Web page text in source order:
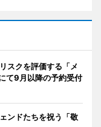
スクを評価する「メ
て9月以降の予約受付
ンドたちを祝う「敬